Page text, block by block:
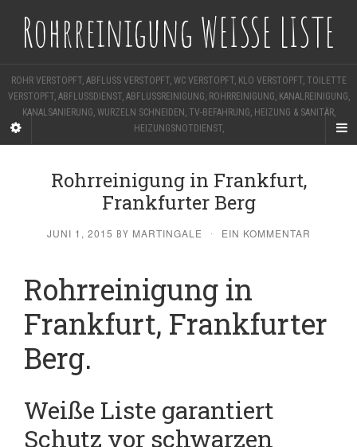
Rohrreinigung WEISSE LISTE
ROHR VERSTOPFT, ABFLUSS VERSTOPFT, WC VERSTOPFT, KLO VERSTOPFT, TOILETTE
VERSTOPFT, ABFLUSSDIENST, ABFLUSSREINIGUNG, ROHRREINIGUNG, KANALREINIGUNG,
KANALSANIERUNG, WURZELN SCHNEIDEN, TV-BEFAHRUNG, HEIZUNG & SANITÄR,
HEIZUNGSNOTDIENST,
Rohrreinigung in Frankfurt,
Frankfurter Berg
JUNI 1, 2015 BY MARTINGALE · EIN KOMMENTAR
Rohrreinigung in
Frankfurt, Frankfurter
Berg.
Weiße Liste garantiert
Schutz vor schwarzen